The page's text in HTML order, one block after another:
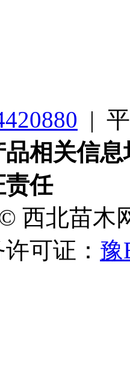
|
相关信
责任
西北苗木
可证： 豫